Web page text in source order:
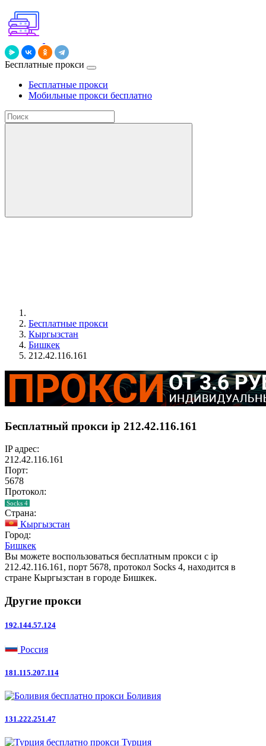
Бесплатные прокси
Бесплатные прокси
Мобильные прокси бесплатно
Бесплатные прокси
Кыргызстан
Бишкек
212.42.116.161
Бесплатный прокси ip 212.42.116.161
IP адрес:
212.42.116.161
Порт:
5678
Протокол:
Socks 4
Страна:
Кыргызстан
Город:
Бишкек
Вы можете воспользоваться бесплатным прокси с ip
212.42.116.161, порт 5678, протокол Socks 4, находится в
стране Кыргызстан в городе Бишкек.
Другие прокси
192.144.57.124
Россия
181.115.207.114
Боливия
131.222.251.47
Турция